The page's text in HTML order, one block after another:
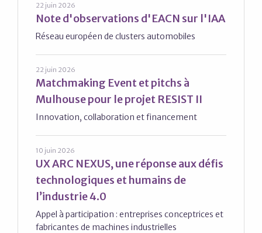
22 juin 2026
Note d'observations d'EACN sur l'IAA
Réseau européen de clusters automobiles
22 juin 2026
Matchmaking Event et pitchs à
Mulhouse pour le projet RESIST II
Innovation, collaboration et financement
10 juin 2026
UX ARC NEXUS, une réponse aux défis
technologiques et humains de
l’industrie 4.0
Appel à participation : entreprises conceptrices et
fabricantes de machines industrielles